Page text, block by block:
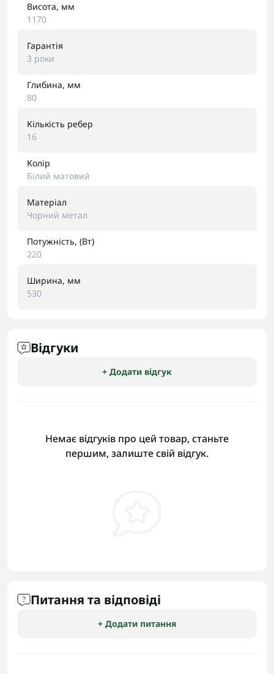
Висота, мм
1170
Гарантія
3 роки
Глибина, мм
80
Кількість ребер
16
Колір
Білий матовий
Матеріал
Чорний метал
Потужність, (Вт)
220
Ширина, мм
530
Відгуки
+ Додати відгук
Немає відгуків про цей товар, станьте
першим, залиште свій відгук.
Питання та відповіді
+ Додати питання